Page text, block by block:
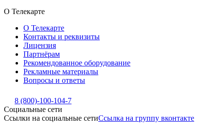
О Телекарте
О Телекарте
Контакты и реквизиты
Лицензия
Партнёрам
Рекомендованное оборудование
Рекламные материалы
Вопросы и ответы
8 (800)-100-104-7
Социальные сети
Ссылки на социальные сетиСсылка на группу вконтакте